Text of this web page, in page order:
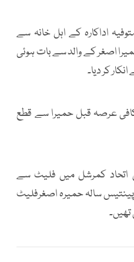
اداکارہ کے اہل خانہ سے
اصغر کے والد سے بات ہوئی
کر دیا۔
عرصہ قبل حمیرا سے قطع
کمرشل میں فلیٹ سے
سالہ حمیرہ اصغرفلیٹ